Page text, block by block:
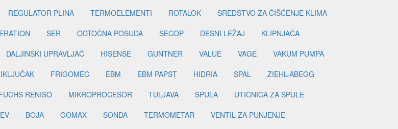
REGULATOR PLINA TERMOELEMENTI ROTALOK
SREDSTVO ZA ČIŠĆENJE KLIMA
SER ODTOČNA POSUDA SECOP DESNI LEŽAJ
KLIPNJAČA
DALJINSKI UPRAVLJAČ HISENSE GUNTNER VALUE VAGE
VAKUM PUMPA
FRIGOMEC EBM EBM PAPST HIDRIA SPAL
ZIEHL-ABEGG
RENISO MIKROPROCESOR TULJAVA ŠPULA
UTIČNICA ZA ŠPULE
BOJA GOMAX SONDA TERMOMETAR
VENTIL ZA PUNJENJE